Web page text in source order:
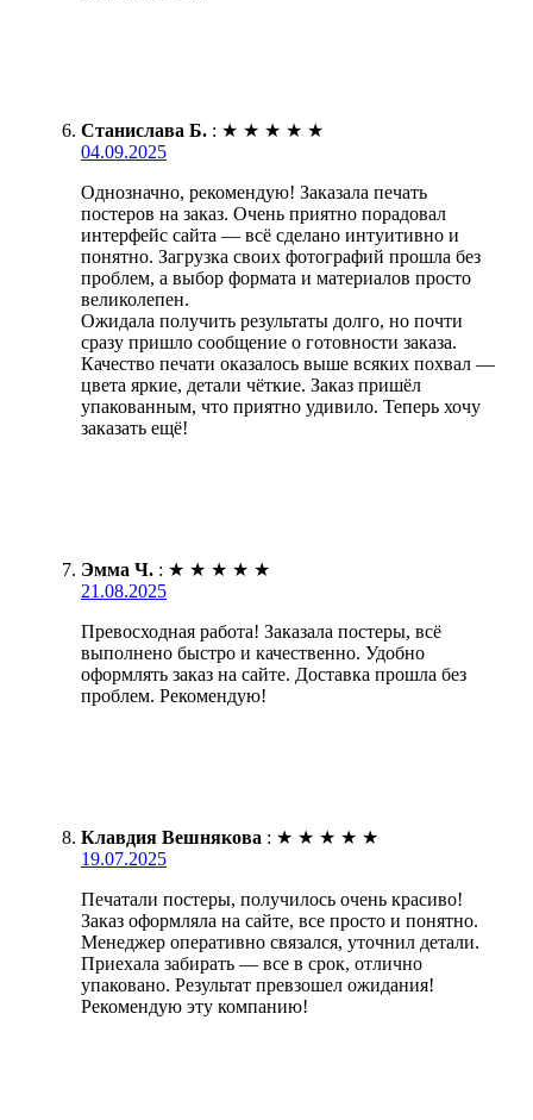
Станислава Б. : ★ ★ ★ ★ ★
04.09.2025
Однозначно, рекомендую! Заказала печать
постеров на заказ. Очень приятно порадовал
интерфейс сайта — всё сделано интуитивно и
понятно. Загрузка своих фотографий прошла без
проблем, а выбор формата и материалов просто
великолепен.
Ожидала получить результаты долго, но почти
сразу пришло сообщение о готовности заказа.
Качество печати оказалось выше всяких похвал —
цвета яркие, детали чёткие. Заказ пришёл
упакованным, что приятно удивило. Теперь хочу
заказать ещё!
Эмма Ч. : ★ ★ ★ ★ ★
21.08.2025
Превосходная работа! Заказала постеры, всё
выполнено быстро и качественно. Удобно
оформлять заказ на сайте. Доставка прошла без
проблем. Рекомендую!
Клавдия Вешнякова : ★ ★ ★ ★ ★
19.07.2025
Печатали постеры, получилось очень красиво!
Заказ оформляла на сайте, все просто и понятно.
Менеджер оперативно связался, уточнил детали.
Приехала забирать — все в срок, отлично
упаковано. Результат превзошел ожидания!
Рекомендую эту компанию!